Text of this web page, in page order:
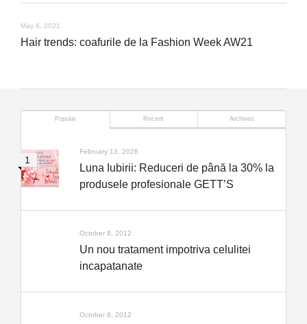
May 6, 2021
Hair trends: coafurile de la Fashion Week AW21
Popular Recent Archives
February 13, 2026
Luna Iubirii: Reduceri de până la 30% la
produsele profesionale GETT’S
October 8, 2012
Un nou tratament impotriva celulitei
incapatanate
October 8, 2012